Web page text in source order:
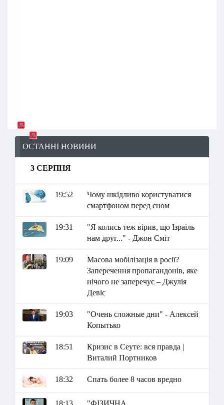
ОСТАННІ НОВИНИ
3 СЕРПНЯ
19:52
Чому шкідливо користуватися
смартфоном перед сном
19:31
"Я колись теж вірив, що Ізраїль
нам друг..." - Джон Сміт
19:09
Масова мобілізація в росії?
Заперечення пропагандонів, яке
нічого не заперечує – Джулія
Девіс
19:03
"Очень сложные дни" - Алексей
Копытько
18:51
Кризис в Сеуте: вся правда |
Виталий Портников
18:32 Спать более 8 часов вредно